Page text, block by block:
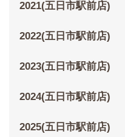
2021(五日市駅前店)
2022(五日市駅前店)
2023(五日市駅前店)
2024(五日市駅前店)
2025(五日市駅前店)